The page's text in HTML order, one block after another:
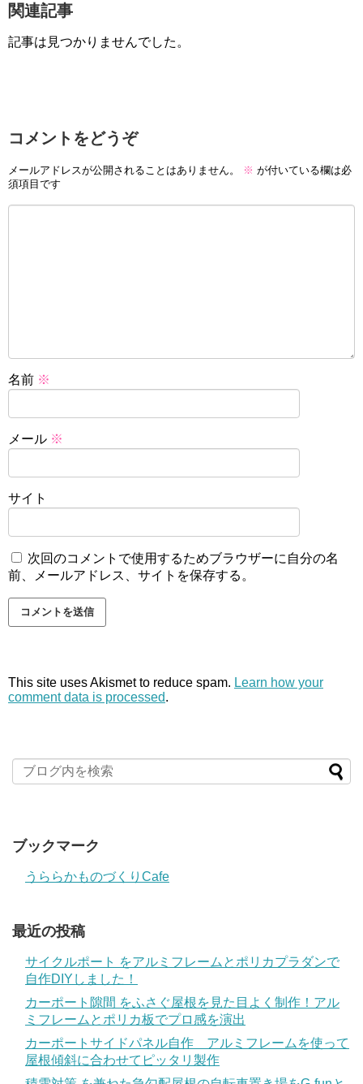
関連記事
記事は見つかりませんでした。
コメントをどうぞ
メールアドレスが公開されることはありません。 ※ が付いている欄は必
須項目です
名前 ※
メール ※
サイト
次回のコメントで使用するためブラウザーに自分の名
前、メールアドレス、サイトを保存する。
This site uses Akismet to reduce spam. Learn how your
comment data is processed.
ブックマーク
うららかものづくりCafe
最近の投稿
サイクルポート をアルミフレームとポリカプラダンで
自作DIYしました！
カーポート隙間 をふさぐ屋根を見た目よく制作！アル
ミフレームとポリカ板でプロ感を演出
カーポートサイドパネル自作 アルミフレームを使って
屋根傾斜に合わせてピッタリ製作